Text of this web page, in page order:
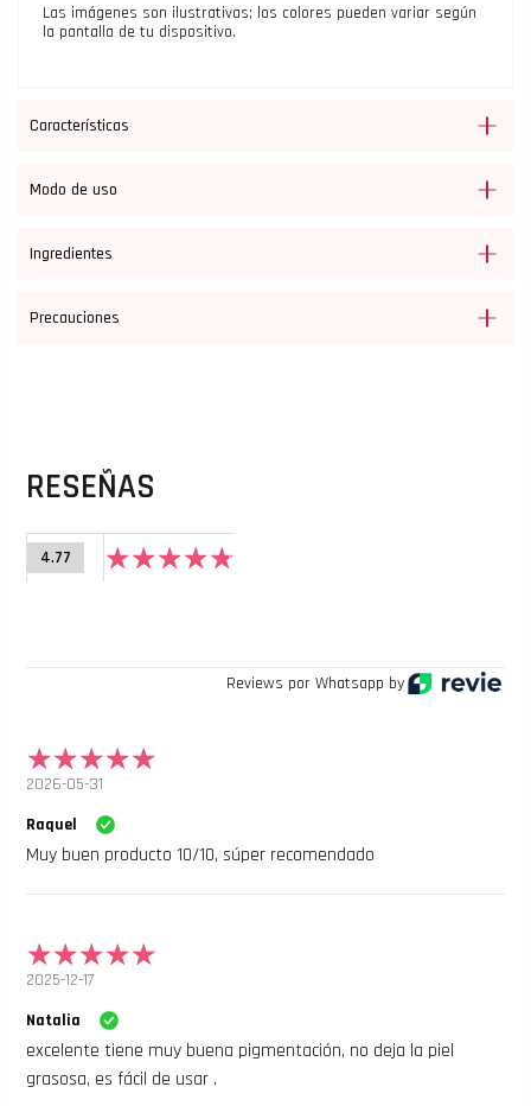
Las imágenes son ilustrativas; los colores pueden variar según
la pantalla de tu dispositivo.
Características
Modo de uso
Ingredientes
Precauciones
RESEÑAS
4.77
Reviews por Whatsapp by
2026-05-31
Raquel
Muy buen producto 10/10, súper recomendado
2025-12-17
Natalia
excelente tiene muy buena pigmentación, no deja la piel
grasosa, es fácil de usar .